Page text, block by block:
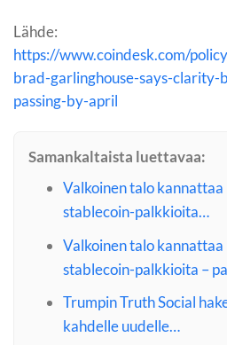
Lähde:
https://www.coindesk.com/
brad-garlinghouse-says-clarity-
passing-by-april
Samankaltaista luettavaa:
Valkoinen talo
stablecoin-palkkioita…
Valkoinen talo
stablecoin-palkkioita –
Trumpin Truth Social
kahdelle uudelle…